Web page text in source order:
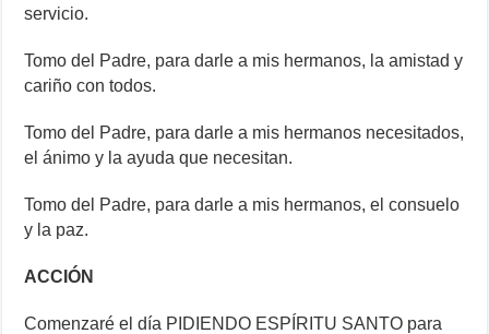
servicio.
Tomo del Padre, para darle a mis hermanos, la amistad y
cariño con todos.
Tomo del Padre, para darle a mis hermanos necesitados,
el ánimo y la ayuda que necesitan.
Tomo del Padre, para darle a mis hermanos, el consuelo
y la paz.
ACCIÓN
Comenzaré el día PIDIENDO ESPÍRITU SANTO para